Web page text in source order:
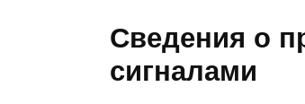
Сведения о
сигналами